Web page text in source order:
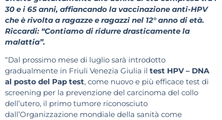
30 e i 65 anni, affiancando la vaccinazione anti-HPV
che è rivolta a ragazze e ragazzi nel 12° anno di età.
Riccardi: “Contiamo di ridurre drasticamente la
malattia”.
“Dal prossimo mese di luglio sarà introdotto
gradualmente in Friuli Venezia Giulia il test HPV – DNA
al posto del Pap test, come nuovo e più efficace test di
screening per la prevenzione del carcinoma del collo
dell’utero, il primo tumore riconosciuto
dall’Organizzazione mondiale della sanità come